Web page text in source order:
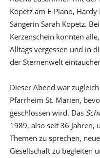
Kopetz am E-Piano,
Sängerin Sarah Kopetz.
Kerzenschein konnten
Alltags vergessen und in
der Sternenwelt
Dieser Abend war
Pfarrheim St. Marien,
geschlossen wird. Das
1989, also seit 36
Themen zu sprechen,
Gesellschaft zu begleiten